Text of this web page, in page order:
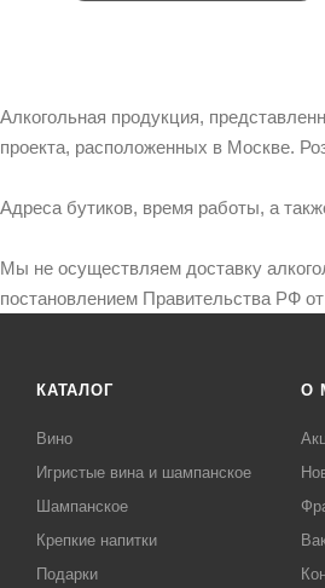
Алкогольная продукция,
проекта, расположенных в Москве.
Адреса бутиков, время работы, а
Мы не осуществляем доставку
постановлением Правительства РФ
КАТАЛОГ
Вино
Игристые вина и шампанское
Шампанское
Крепкие напитки
Подарки
О